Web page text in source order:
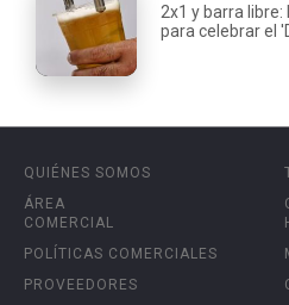
2x1 y barra
para celebrar el
QUIÉNES SOMOS
ÁREA
COMERCIAL
POLÍTICAS COMERCIALES
PROVEEDORES